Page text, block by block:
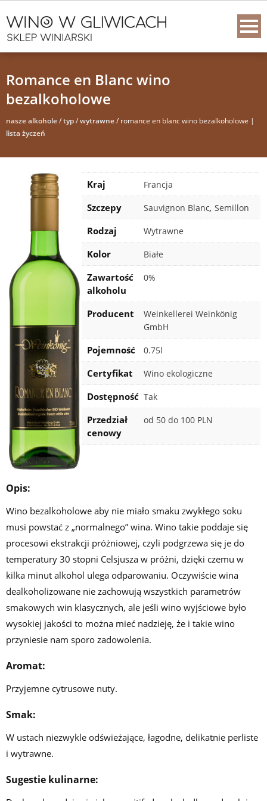
Romance en Blanc wino
bezalkoholowe
nasze alkohole/typ/wytrawne/ romance en blanc wino bezalkoholowe |
lista życzeń
Kraj Francja
Region i
apelacja
Szczepy Sauvignon Blanc,Semillon
Rodzaj Wytrawne
Kolor Białe
Zawartość
alkoholu
0%
Producent
Weinkellerei Weinkönig
GmbH
Rocznik
Pojemność 0.75l
Certyfikat Wino ekologiczne
Dostępność Tak
Przedział
cenowy
od 50 do 100 PLN
Opis:
Wino bezalkoholowe aby nie miało smaku zwykłego soku
musi powstać z „normalnego” wina. Wino takie poddaje się
procesowi ekstrakcji próżniowej, czyli podgrzewa się je do
temperatury 30 stopni Celsjusza w próżni, dzięki czemu w
kilka minut alkohol ulega odparowaniu. Oczywiście wina
dealkoholizowane nie zachowują wszystkich parametrów
smakowych win klasycznych, ale jeśli wino wyjściowe było
wysokiej jakości to można mieć nadzieję, że i takie wino
przyniesie nam sporo zadowolenia.
Aromat:
Przyjemne cytrusowe nuty.
Smak:
W ustach niezwykle odświeżające, łagodne, delikatnie perliste
i wytrawne.
Sugestie kulinarne: